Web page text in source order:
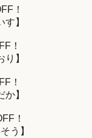
！
】
！
】
！
】
！
う】